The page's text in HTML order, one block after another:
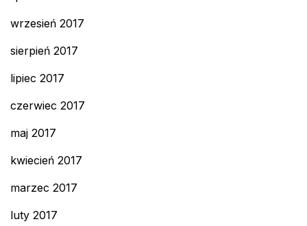
wrzesień 2017
sierpień 2017
lipiec 2017
czerwiec 2017
maj 2017
kwiecień 2017
marzec 2017
luty 2017